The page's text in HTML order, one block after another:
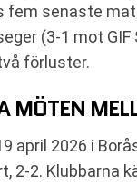
fem senaste
(3-1 mot GIF
förluster.
MÖTEN
april 2026 i
2-2. Klubbarna